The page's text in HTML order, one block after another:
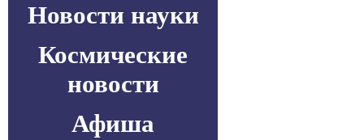
Новости науки
Космические
новости
Афиша